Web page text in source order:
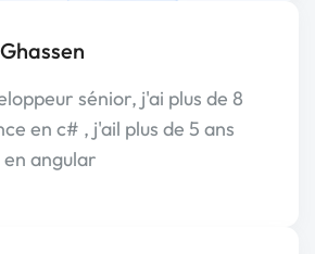
sénior, j'ai plus de 8
en c# , j'ail plus de 5 ans
angular